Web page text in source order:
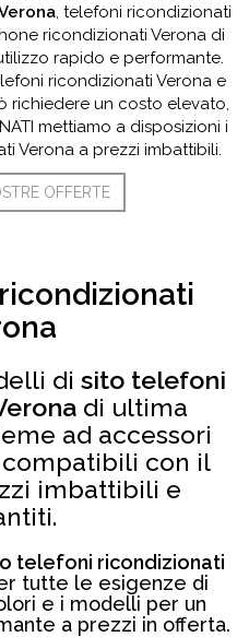
, telefoni ricondizionati
ricondizionati Verona di
rapido e performante.
ricondizionati Verona e
richiedere un costo elevato,
mettiamo a disposizioni i
Verona a prezzi imbattibili.
OFFERTE
di sito telefoni
di ultima
ad accessori
con il
imbattibili e
telefoni ricondizionati
tutte le esigenze di
e i modelli per un
a prezzi in offerta.